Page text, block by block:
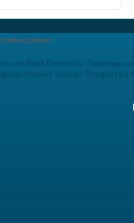
to Hotel Petrovskiy!
Здоровое
одежда Литература